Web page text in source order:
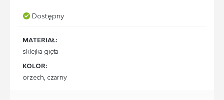
Dostępny
MATERIAŁ:
sklejka gięta
KOLOR:
orzech, czarny